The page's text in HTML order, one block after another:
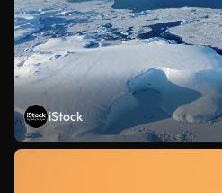
iStock